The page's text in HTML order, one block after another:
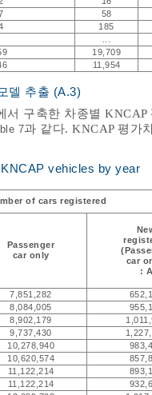
58
185
19,709
11,954
델 추출 (A.3)
서 구축한 차종별
7과 같다. KNCAP 평가
vehicles by year
of cars registered
Passenger
car only
car
:
7,851,282
8,084,005
8,902,179
9,737,430
10,278,940
10,620,574
11,122,214
11,122,214